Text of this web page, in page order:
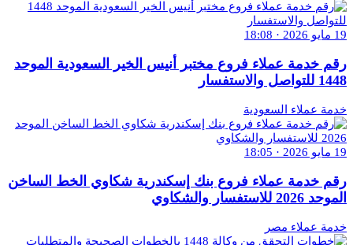
19 مايو 2026 · 18:08
رقم خدمة عملاء فروع مختبر أنيس الخير السعودية الموحد
1448 للتواصل والاستفسار
خدمة عملاء السعودية
19 مايو 2026 · 18:05
رقم خدمة عملاء فروع بنك إسكندرية شكاوي الخط الساخن
الموحد 2026 للاستفسار والشكاوي
خدمة عملاء مصر